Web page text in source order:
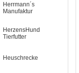
Herrmann´s
Manufaktur
HerzensHund
Tierfutter
Heuschrecke